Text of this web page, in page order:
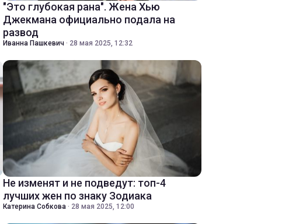
"Это глубокая рана". Жена Хью
Джекмана официально подала на
развод
Иванна Пашкевич · 28 мая 2025, 12:32
Не изменят и не подведут: топ-4
лучших жен по знаку Зодиака
Катерина Собкова · 28 мая 2025, 12:00